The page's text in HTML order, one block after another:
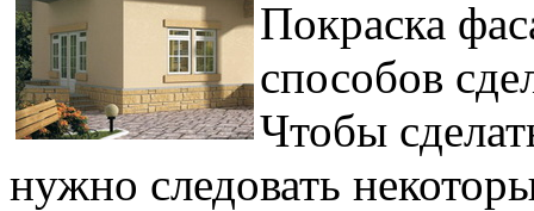
Покраска
способов
Чтобы
нужно следовать